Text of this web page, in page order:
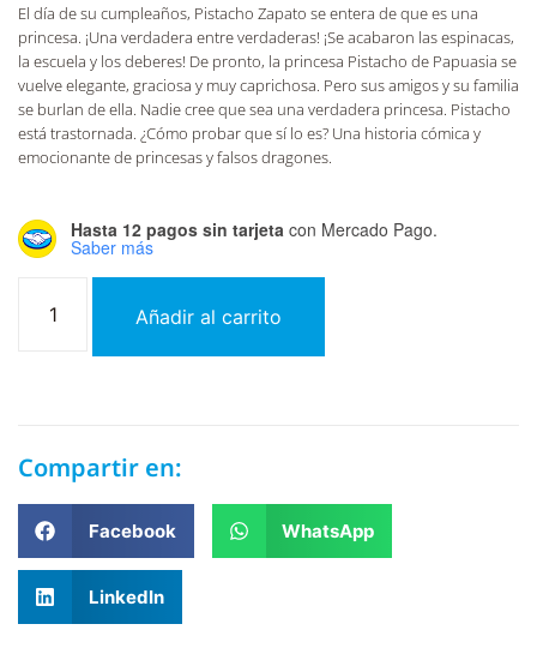
El día de su cumpleaños, Pistacho Zapato se entera de que es una
princesa. ¡Una verdadera entre verdaderas! ¡Se acabaron las espinacas,
la escuela y los deberes! De pronto, la princesa Pistacho de Papuasia se
vuelve elegante, graciosa y muy caprichosa. Pero sus amigos y su familia
se burlan de ella. Nadie cree que sea una verdadera princesa. Pistacho
está trastornada. ¿Cómo probar que sí lo es? Una historia cómica y
emocionante de princesas y falsos dragones.
Hasta 12 pagos sin tarjeta con Mercado Pago.
Saber más
Añadir al carrito
Compartir en:
Facebook WhatsApp
LinkedIn